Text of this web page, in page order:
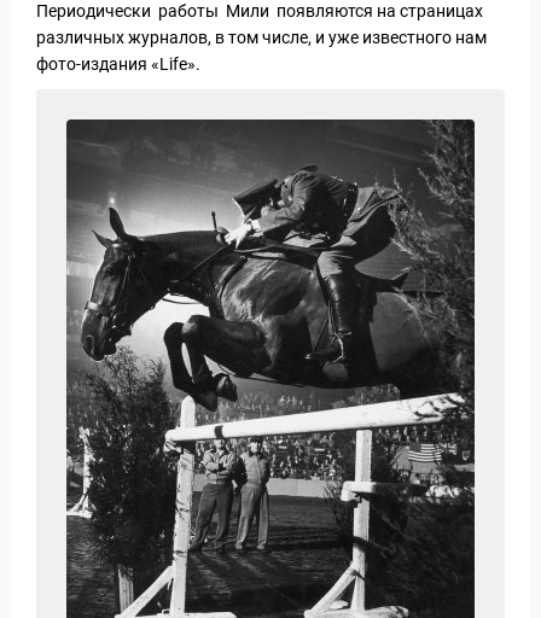
Туры
Периодически работы Мили появляются на страницах
различных журналов, в том числе, и уже известного нам
фото-издания «Life».